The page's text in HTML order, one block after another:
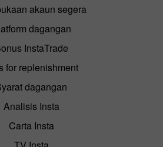
akaun segera
dagangan
InstaTrade
for replenishment
dagangan
Analisis Insta
Carta Insta